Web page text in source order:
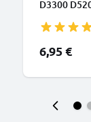
D3300
6,95 €